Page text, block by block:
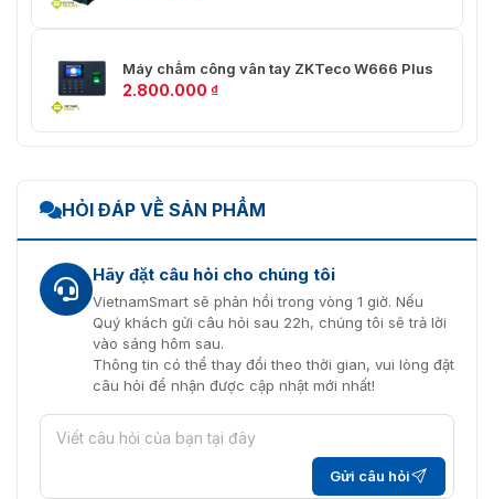
Máy chấm công vân tay ZKTeco W666 Plus
2.800.000 ₫
HỎI ĐÁP VỀ SẢN PHẨM
Hãy đặt câu hỏi cho chúng tôi
VietnamSmart sẽ phản hồi trong vòng 1 giờ. Nếu
Quý khách gửi câu hỏi sau 22h, chúng tôi sẽ trả lời
vào sáng hôm sau.
Thông tin có thể thay đổi theo thời gian, vui lòng đặt
câu hỏi để nhận được cập nhật mới nhất!
Gửi câu hỏi